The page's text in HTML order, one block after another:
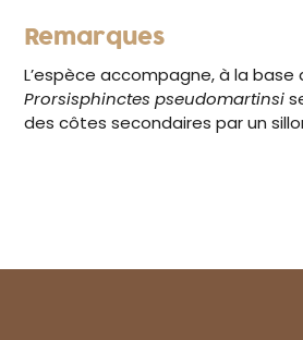
Remarques
L’espèce accompagne, à la
Prorsisphinctes pseudomartinsi
des côtes secondaires par un